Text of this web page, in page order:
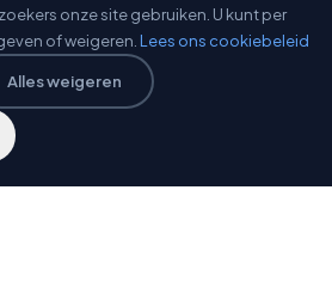
onze site gebruiken. U kunt per
of weigeren. Lees ons cookiebeleid
Alles weigeren
start, maar het portaal is
Documenten, tickets,
en contracten